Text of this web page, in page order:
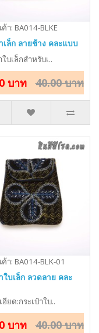
า: BA014-BLKE
เล็ก ลายช้าง คละแบบ
ใบเล็กสำหรับเ..
บาท 40.00 บาท
า: BA014-BLK-01
ใบเล็ก ลวดลาย คละ
อียด:กระเป๋าใบ..
บาท 40.00 บาท